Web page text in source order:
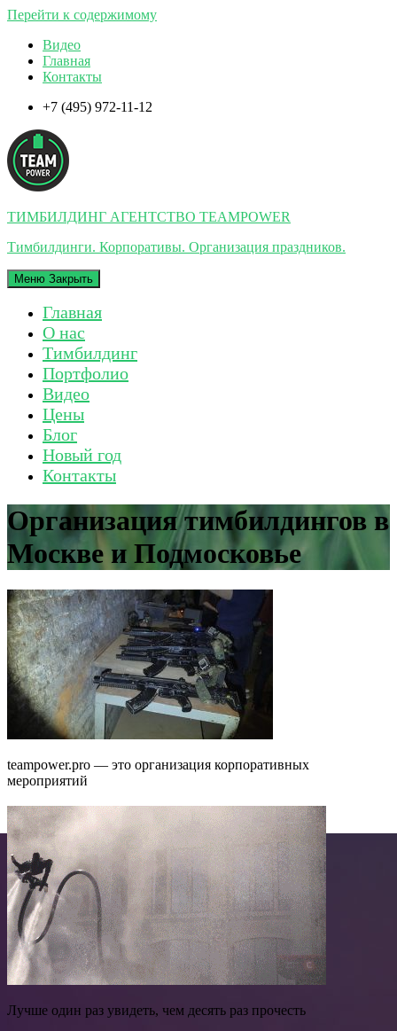
Перейти к содержимому
Видео
Главная
Контакты
+7 (495) 972-11-12
ТИМБИЛДИНГ АГЕНТСТВО TEAMPOWER
Тимбилдинги. Корпоративы. Организация праздников.
Меню Закрыть
Главная
О нас
Тимбилдинг
Портфолио
Видео
Цены
Блог
Новый год
Контакты
Организация тимбилдингов в
Москве и Подмосковье
teampower.pro — это организация корпоративных
мероприятий
Лучше один раз увидеть, чем десять раз прочесть